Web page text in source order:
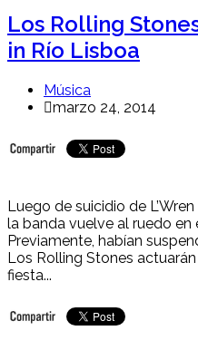
Los Rolling
in Río Lisboa
Música
marzo 24, 2014
Luego de suicidio de
la banda vuelve al ruedo
Previamente, habían
Los Rolling Stones
fiesta...